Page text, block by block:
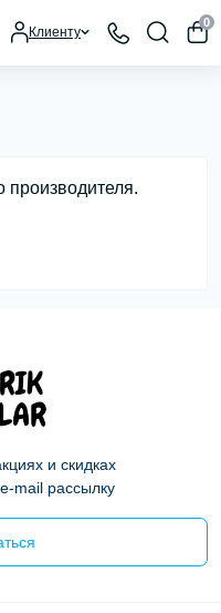
Клиенту
0
производителя.
и скидках
mail рассылку